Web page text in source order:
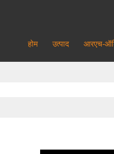
होम उत्पाद आरएच-